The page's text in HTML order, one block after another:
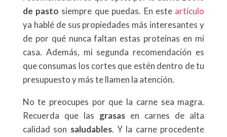
de pasto siempre que puedas. En este artículo
ya hablé de sus propiedades más interesantes y
de por qué nunca faltan estas proteínas en mi
casa. Además, mi segunda recomendación es
que consumas los cortes que estén dentro de tu
presupuesto y más te llamen la atención.
No te preocupes por que la carne sea magra.
Recuerda que las grasasen carnes de alta
calidad son saludables. Y la carne procedente